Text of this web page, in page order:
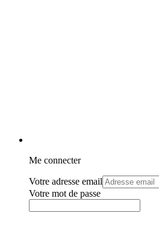
Me connecter
Votre adresse email
Votre mot de passe